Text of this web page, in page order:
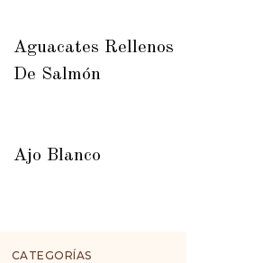
Aguacates Rellenos
De Salmón
Ajo Blanco
CATEGORÍAS